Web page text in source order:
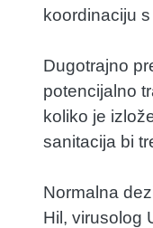
koordinaciju
Dugotrajno
potencijalno
koliko je
sanitacija bi
Normalna
Hil, virusolog